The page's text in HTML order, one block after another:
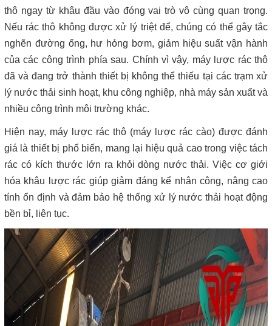
Close
thô ngay từ khâu đầu vào đóng vai trò vô cùng quan trọng.
Nếu rác thô không được xử lý triệt để, chúng có thể gây tắc
nghẽn đường ống, hư hỏng bơm, giảm hiệu suất vận hành
của các công trình phía sau. Chính vì vậy, máy lược rác thô
đã và đang trở thành thiết bị không thể thiếu tại các trạm xử
lý nước thải sinh hoạt, khu công nghiệp, nhà máy sản xuất và
nhiều công trình môi trường khác.
Hiện nay, máy lược rác thô (máy lược rác cào) được đánh
giá là thiết bị phổ biến, mang lại hiệu quả cao trong việc tách
rác có kích thước lớn ra khỏi dòng nước thải. Việc cơ giới
hóa khâu lược rác giúp giảm đáng kể nhân công, nâng cao
tính ổn định và đảm bảo hệ thống xử lý nước thải hoạt động
bền bỉ, liên tục.